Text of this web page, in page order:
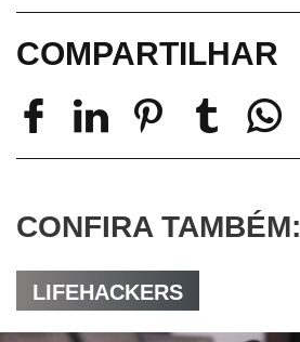
COMPARTILHAR
CONFIRA TAMBÉM:
LIFEHACKERS